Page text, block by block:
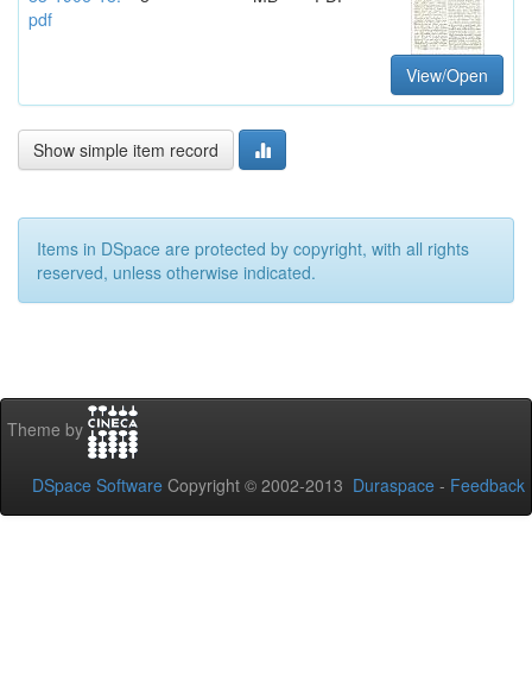
pdf
View/Open
Show simple item record
Items in DSpace are protected by copyright, with all rights
reserved, unless otherwise indicated.
Theme by
DSpace Software Copyright © 2002-2013 Duraspace - Feedback